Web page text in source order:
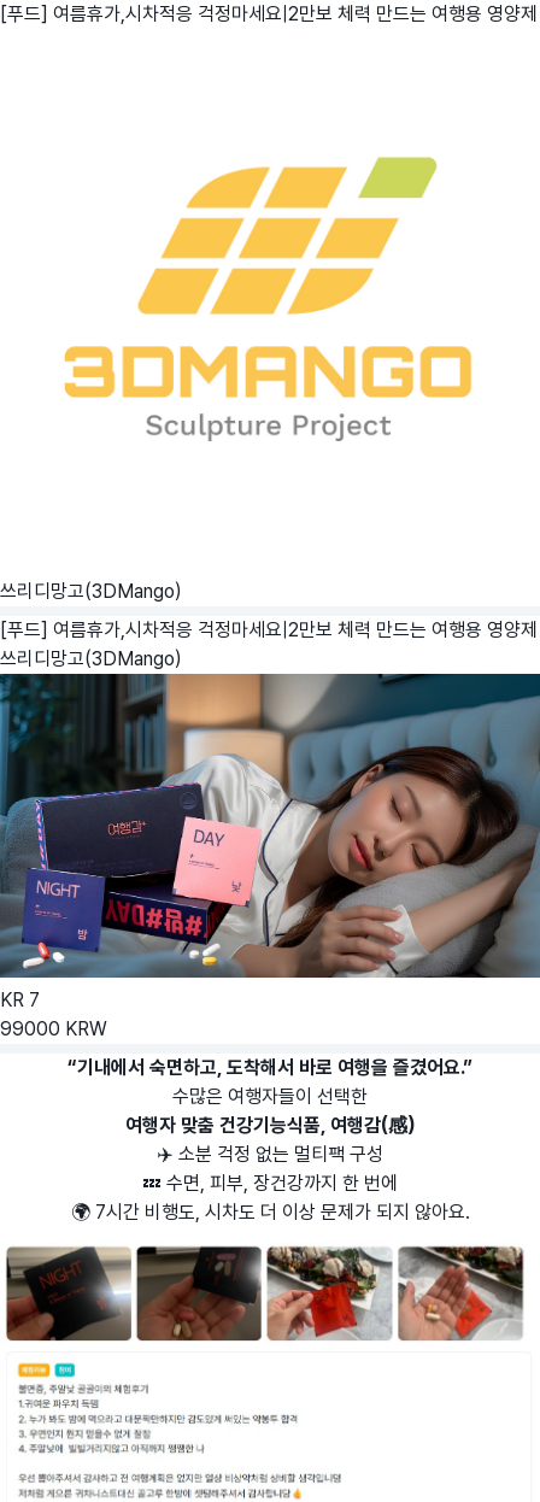
[푸드] 여름휴가,시차적응 걱정마세요|2만보 체력 만드는 여행용 영양제
쓰리디망고(3DMango)
[푸드] 여름휴가,시차적응 걱정마세요|2만보 체력 만드는 여행용 영양제
쓰리디망고(3DMango)
KR 7
99000 KRW
“기내에서 숙면하고, 도착해서 바로 여행을 즐겼어요.”
수많은 여행자들이 선택한
여행자 맞춤 건강기능식품, 여행감(感)
✈️ 소분 걱정 없는 멀티팩 구성
💤 수면, 피부, 장건강까지 한 번에
🌍 7시간 비행도, 시차도 더 이상 문제가 되지 않아요.